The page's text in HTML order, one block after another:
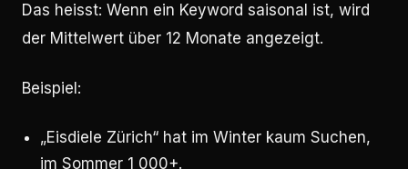
Das heisst: Wenn ein Keyword saisonal ist, wird
der Mittelwert über 12 Monate angezeigt.
Beispiel:
„Eisdiele Zürich“ hat im Winter kaum Suchen,
im Sommer 1 000+.